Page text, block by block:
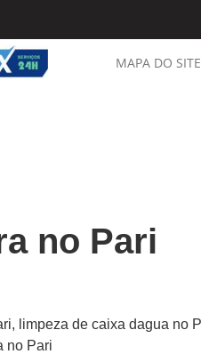
MAPA DO SITE
no Pari
limpeza de caixa dagua no
no Pari